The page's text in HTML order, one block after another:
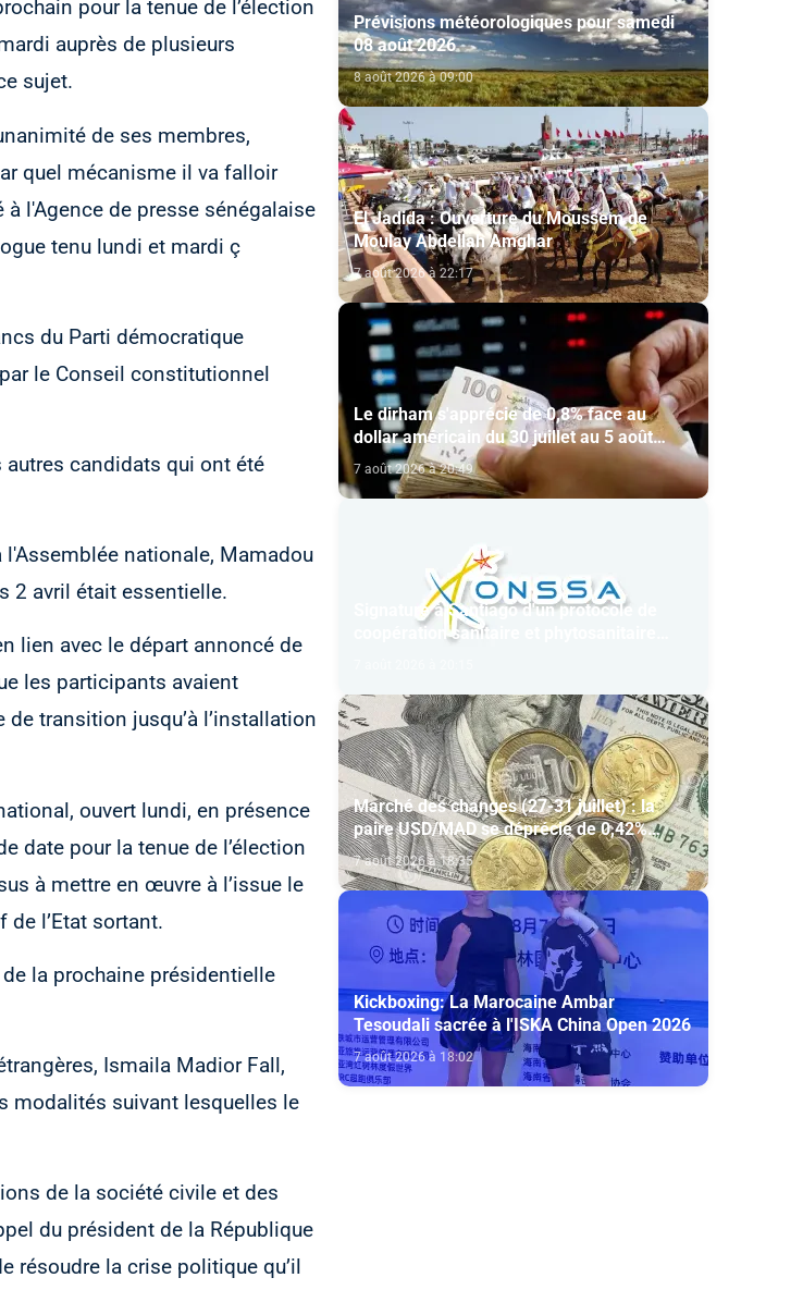
pour la tenue de l’élection
auprès de plusieurs
sujet.
de ses membres,
quel mécanisme il va falloir
à l'Agence de presse sénégalaise
tenu lundi et mardi ç
du Parti démocratique
le Conseil constitutionnel
autres candidats qui ont été
nationale, Mamadou
2 avril était essentielle.
lien avec le départ annoncé de
les participants avaient
de transition jusqu’à l’installation
ouvert lundi, en présence
date pour la tenue de l’élection
à mettre en œuvre à l’issue le
l’Etat sortant.
la prochaine présidentielle
Ismaila Madior Fall,
modalités suivant lesquelles le
de la société civile et des
du président de la République
résoudre la crise politique qu’il
Prévisions météorologiques pour samedi
08 août 2026
8 août 2026 à 09:00
El Jadida : Ouverture du Moussem de
Moulay Abdellah Amghar
7 août 2026 à 22:17
Le dirham s'apprécie de 0,8% face au
dollar américain du 30 juillet au 5 août
(BAM)
7 août 2026 à 20:49
Signature à Santiago d'un protocole de
coopération sanitaire et phytosanitaire
Marché des changes (27-31 juillet) : la
paire USD/MAD se déprécie de 0,42%
(AGR)
7 août 2026 à 18:35
Kickboxing: La Marocaine Ambar
Tesoudali sacrée à l'ISKA China Open 2026
7 août 2026 à 18:02